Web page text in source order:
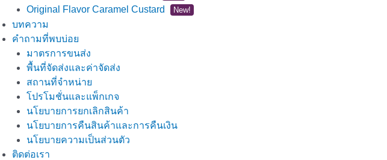
Original Flavor Caramel Custard New!
บทความ
คำถามที่พบบ่อย
มาตรการขนส่ง
พื้นที่จัดส่งและค่าจัดส่ง
สถานที่จำหน่าย
โปรโมชั่นและแพ็กเกจ
นโยบายการยกเลิกสินค้า
นโยบายการคืนสินค้าและการคืนเงิน
นโยบายความเป็นส่วนตัว
ติดต่อเรา